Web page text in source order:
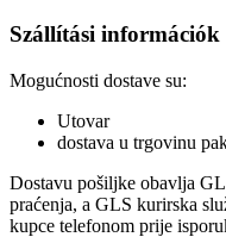
Szállítási információk
Mogućnosti dostave su:
Utovar
dostava u trgovinu
Dostavu pošiljke obavlja
praćenja, a GLS kurirska
kupce telefonom prije